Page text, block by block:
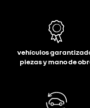
vehículos
piezas y mano de